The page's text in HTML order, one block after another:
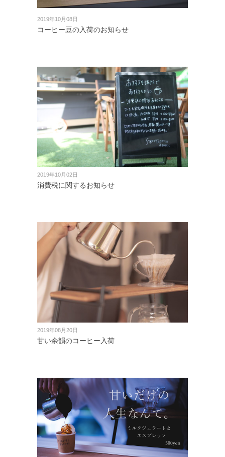
2019年10月08日
コーヒー豆の入荷のお知らせ
2019年10月02日
消費税に関するお知らせ
2019年08月20日
甘い余韻のコーヒー入荷